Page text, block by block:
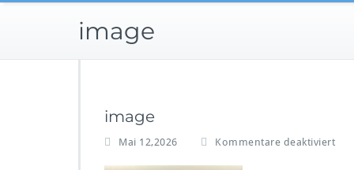
image
image
Mai 12,2026 Kommentare deaktiviert